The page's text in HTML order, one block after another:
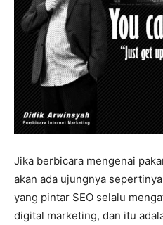
Jika berbicara mengenai
akan ada ujungnya
yang pintar SEO selalu
digital marketing, dan itu